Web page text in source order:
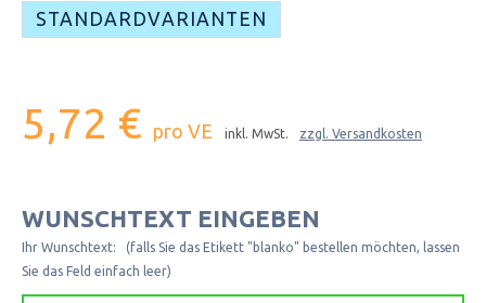
STANDARDVARIANTEN
5,72 € pro VE inkl. MwSt. zzgl. Versandkosten
WUNSCHTEXT EINGEBEN
Ihr Wunschtext: (falls Sie das Etikett "blanko" bestellen möchten, lassen
Sie das Feld einfach leer)